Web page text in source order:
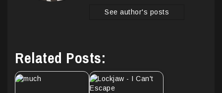
See author's posts
Related Posts: